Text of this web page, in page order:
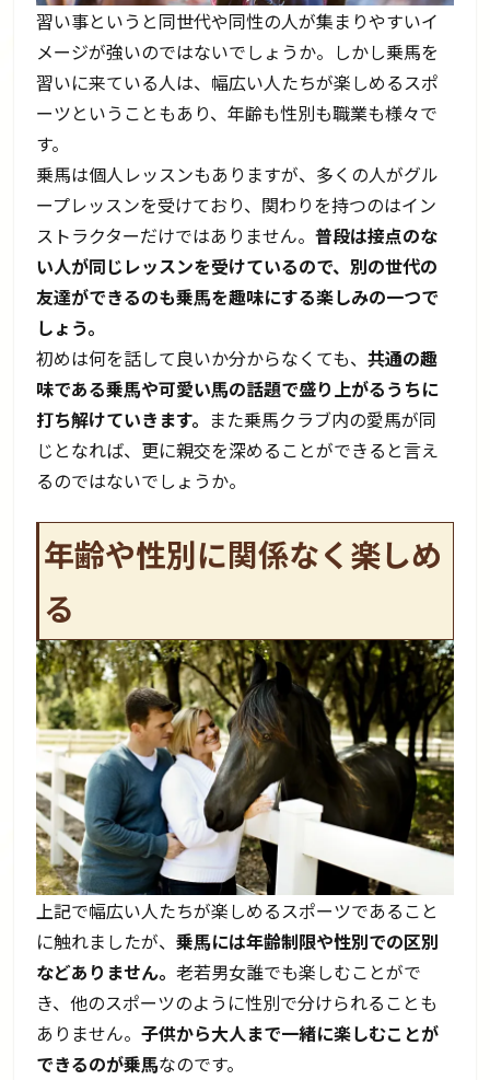
習い事というと同世代や同性の人が集まりやすいイ
メージが強いのではないでしょうか。しかし乗馬を
習いに来ている人は、幅広い人たちが楽しめるスポ
ーツということもあり、年齢も性別も職業も様々で
す。
乗馬は個人レッスンもありますが、多くの人がグル
ープレッスンを受けており、関わりを持つのはイン
ストラクターだけではありません。普段は接点のな
い人が同じレッスンを受けているので、別の世代の
友達ができるのも乗馬を趣味にする楽しみの一つで
しょう。
初めは何を話して良いか分からなくても、共通の趣
味である乗馬や可愛い馬の話題で盛り上がるうちに
打ち解けていきます。 また乗馬クラブ内の愛馬が同
じとなれば、更に親交を深めることができると言え
るのではないでしょうか。
年齢や性別に関係なく楽しめ
る
上記で幅広い人たちが楽しめるスポーツであること
に触れましたが、乗馬には年齢制限や性別での区別
などありません。老若男女誰でも楽しむことがで
き、他のスポーツのように性別で分けられることも
ありません。子供から大人まで一緒に楽しむことが
できるのが乗馬なのです。